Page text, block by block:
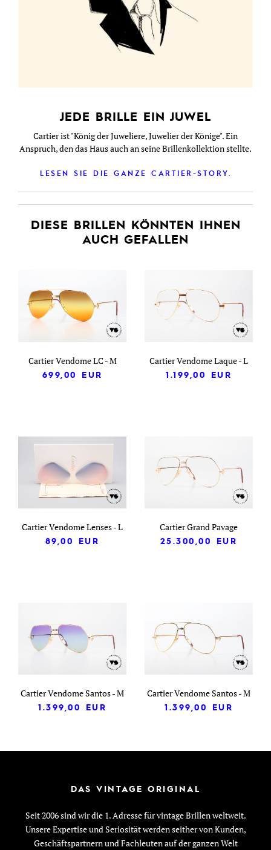
JEDE BRILLE EIN JUWEL
Cartier ist "König der Juweliere, Juwelier der Könige". Ein
Anspruch, den das Haus auch an seine Brillenkollektion stellte.
LESEN SIE DIE GANZE CARTIER-STORY.
DIESE BRILLEN KÖNNTEN IHNEN
AUCH GEFALLEN
Cartier Vendome LC - M
699,00
EUR
Cartier Vendome Laque - L
1.199,00
EUR
Cartier Vendome Lenses - L
89,00
EUR
Cartier Grand Pavage
25.300,00
EUR
Cartier Vendome Santos - M
1.399,00
EUR
Cartier Vendome Santos - M
1.399,00
EUR
DAS VINTAGE ORIGINAL
Seit 2006 sind wir die 1. Adresse für vintage Brillen weltweit.
Unsere Expertise und Seriosität werden seither von Kunden,
Geschäftspartnern und Fachleuten auf der ganzen Welt